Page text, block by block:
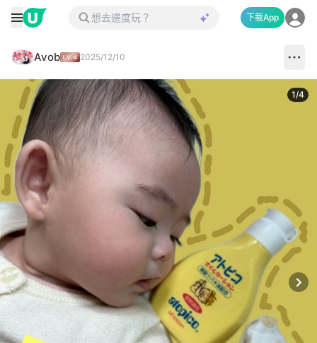
下載App
Avob 2025/12/10
1/4